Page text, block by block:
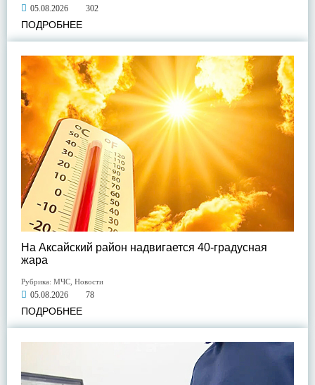
05.08.2026 302
ПОДРОБНЕЕ
На Аксайский район надвигается 40-градусная
жара
Рубрика: МЧС Новости
05.08.2026 78
ПОДРОБНЕЕ